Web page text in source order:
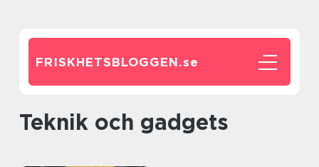
FRISKHETSBLOGGEN.se
Teknik och gadgets